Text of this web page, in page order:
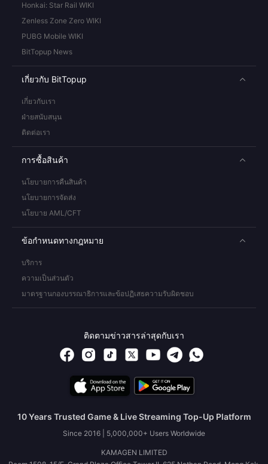
Honkai: Star Rail WIKI
Zenless Zone Zero WIKI
PUBG Mobile WIKI
BitTopup News
เกี่ยวกับ BitTopup
เกี่ยวกับเรา
ฝ่ายสนับสนุน
ติดต่อเรา
การซื้อสินค้า
นโยบายการคืนสินค้า
นโยบายการจัดส่ง
นโยบาย AML/CFT
ข้อกำหนดทางกฎหมาย
บริการ
ความเป็นส่วนตัว
มาตรฐานกองบรรณาธิการและข้อปฏิเสธความรับผิดชอบ
ติดตามข่าวสารล่าสุดกับเรา
10 Years Trusted Game & Live Streaming Top-Up Platform
Since 2016 | 5,000,000+ Users Worldwide
KAMAGEN LIMITED